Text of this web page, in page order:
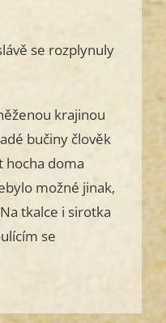
se rozplynuly
krajinou
bučiny člověk
hocha doma
možné jinak,
tkalce i sirotka
se